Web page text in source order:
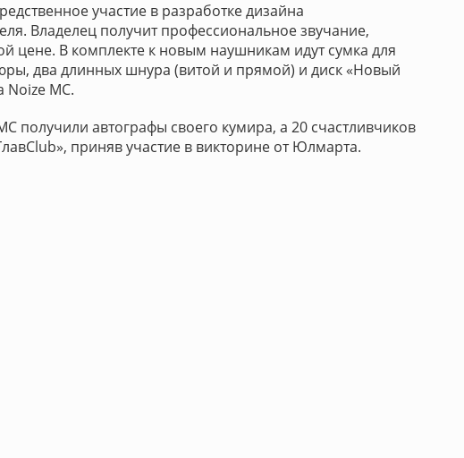
участие в разработке дизайна
Владелец получит профессиональное звучание,
цене. В комплекте к новым наушникам идут сумка для
два длинных шнура (витой и прямой) и диск «Новый
MC.
получили автографы своего кумира, а 20 счастливчиков
приняв участие в викторине от Юлмарта.